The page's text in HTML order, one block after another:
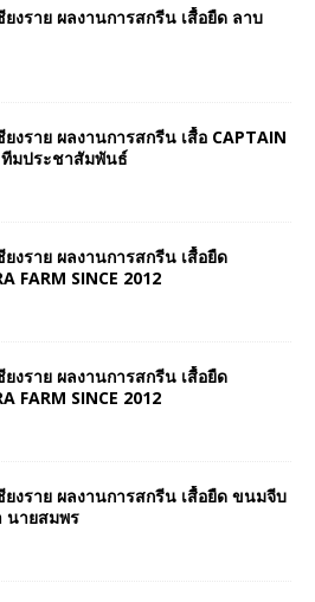
ยงราย ผลงานการสกรีน เสื้อยืด ลาบ
ยงราย ผลงานการสกรีน เสื้อ CAPTAIN
ทีมประชาสัมพันธ์
ยงราย ผลงานการสกรีน เสื้อยืด
FARM SINCE 2012
ยงราย ผลงานการสกรีน เสื้อยืด
FARM SINCE 2012
ยงราย ผลงานการสกรีน เสื้อยืด ขนมจีบ
นายสมพร